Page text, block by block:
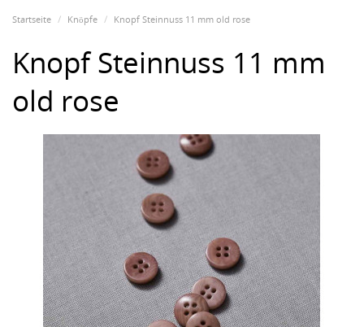
Startseite Knöpfe Knopf Steinnuss 11 mm old rose
Knopf Steinnuss 11 mm
old rose